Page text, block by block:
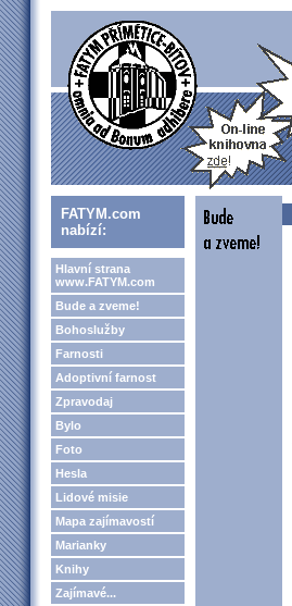
FATYM.com
nabízí:
Hlavní strana
www.FATYM.com
Bude a zveme!
Bohoslužby
Farnosti
Adoptivní farnost
Zpravodaj
Bylo
Foto
Hesla
Lidové misie
Mapa zajímavostí
Marianky
Knihy
Zajímavé...